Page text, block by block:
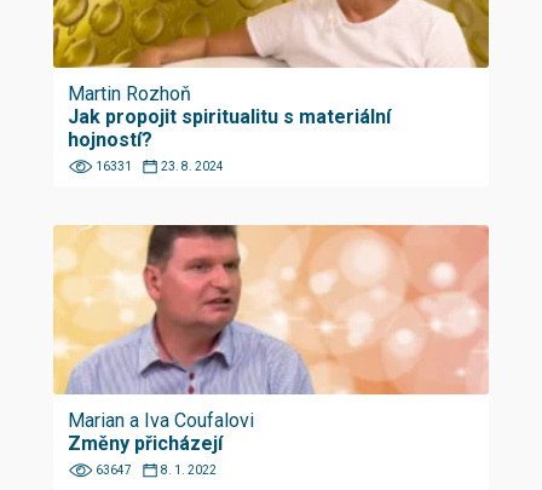
Martin Rozhoň
Jak propojit spiritualitu s materiální
hojností?
16331 23. 8. 2024
Marian a Iva Coufalovi
Změny přicházejí
63647 8. 1. 2022